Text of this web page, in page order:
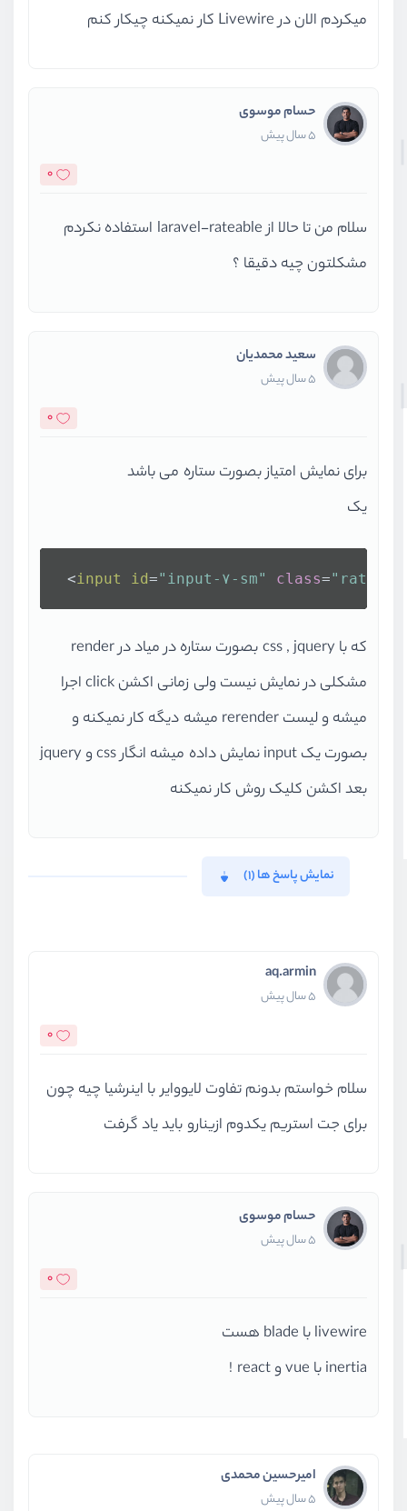
میکردم الان در Livewire کار نمیکنه چیکار کنم
حسام موسوی
5 سال پیش
0
سلام من تا حالا از laravel-rateable استفاده نکردم
مشکلتون چیه دقیقا ؟
سعید محمدیان
5 سال پیش
0
برای نمایش امتیاز بصورت ستاره می باشد
یک
<input id="input-۷-sm" class="rating
که با css , jquery بصورت ستاره در میاد در render
مشکلی در نمایش نیست ولی زمانی اکشن click اجرا
میشه و لیست rerender میشه دیگه کار نمیکنه و
بصورت یک input نمایش داده میشه انگار css و jquery
بعد اکشن کلیک روش کار نمیکنه
نمایش پاسخ ها (1)
aq.armin
5 سال پیش
0
سلام خواستم بدونم تفاوت لایووایر با اینرشیا چیه چون
برای جت استریم یکدوم ازینارو باید یاد گرفت
حسام موسوی
5 سال پیش
0
livewire با blade هست
inertia با vue و react !
امیرحسین محمدی
5 سال پیش